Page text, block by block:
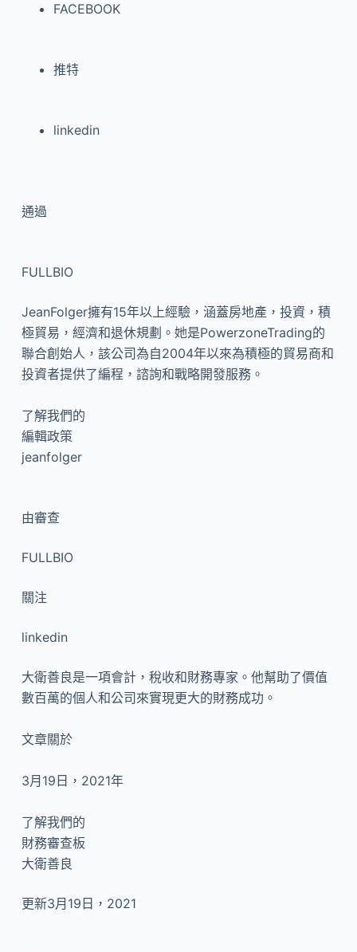
FACEBOOK
推特
linkedin
通過
FULLBIO
JeanFolger擁有15年以上經驗，涵蓋房地產，投資，積
極貿易，經濟和退休規劃。她是PowerzoneTrading的
聯合創始人，該公司為自2004年以來為積極的貿易商和
投資者提供了編程，諮詢和戰略開發服務。
了解我們的
編輯政策
jeanfolger
由審查
FULLBIO
關注
linkedin
大衛善良是一項會計，稅收和財務專家。他幫助了價值
數百萬的個人和公司來實現更大的財務成功。
文章關於
3月19日，2021年
了解我們的
財務審查板
大衛善良
更新3月19日，2021